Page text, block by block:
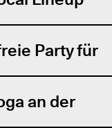
Party für
an der